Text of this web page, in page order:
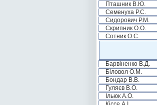
Пташник В.Ю.
Семенуха Р.С.
Сидорович Р.М.
Скрипник О.О.
Сотник О.С.
Барвіненко В.Д.
Біловол О.М.
Бондар В.В.
Гуляєв В.О.
Ільюк А.О.